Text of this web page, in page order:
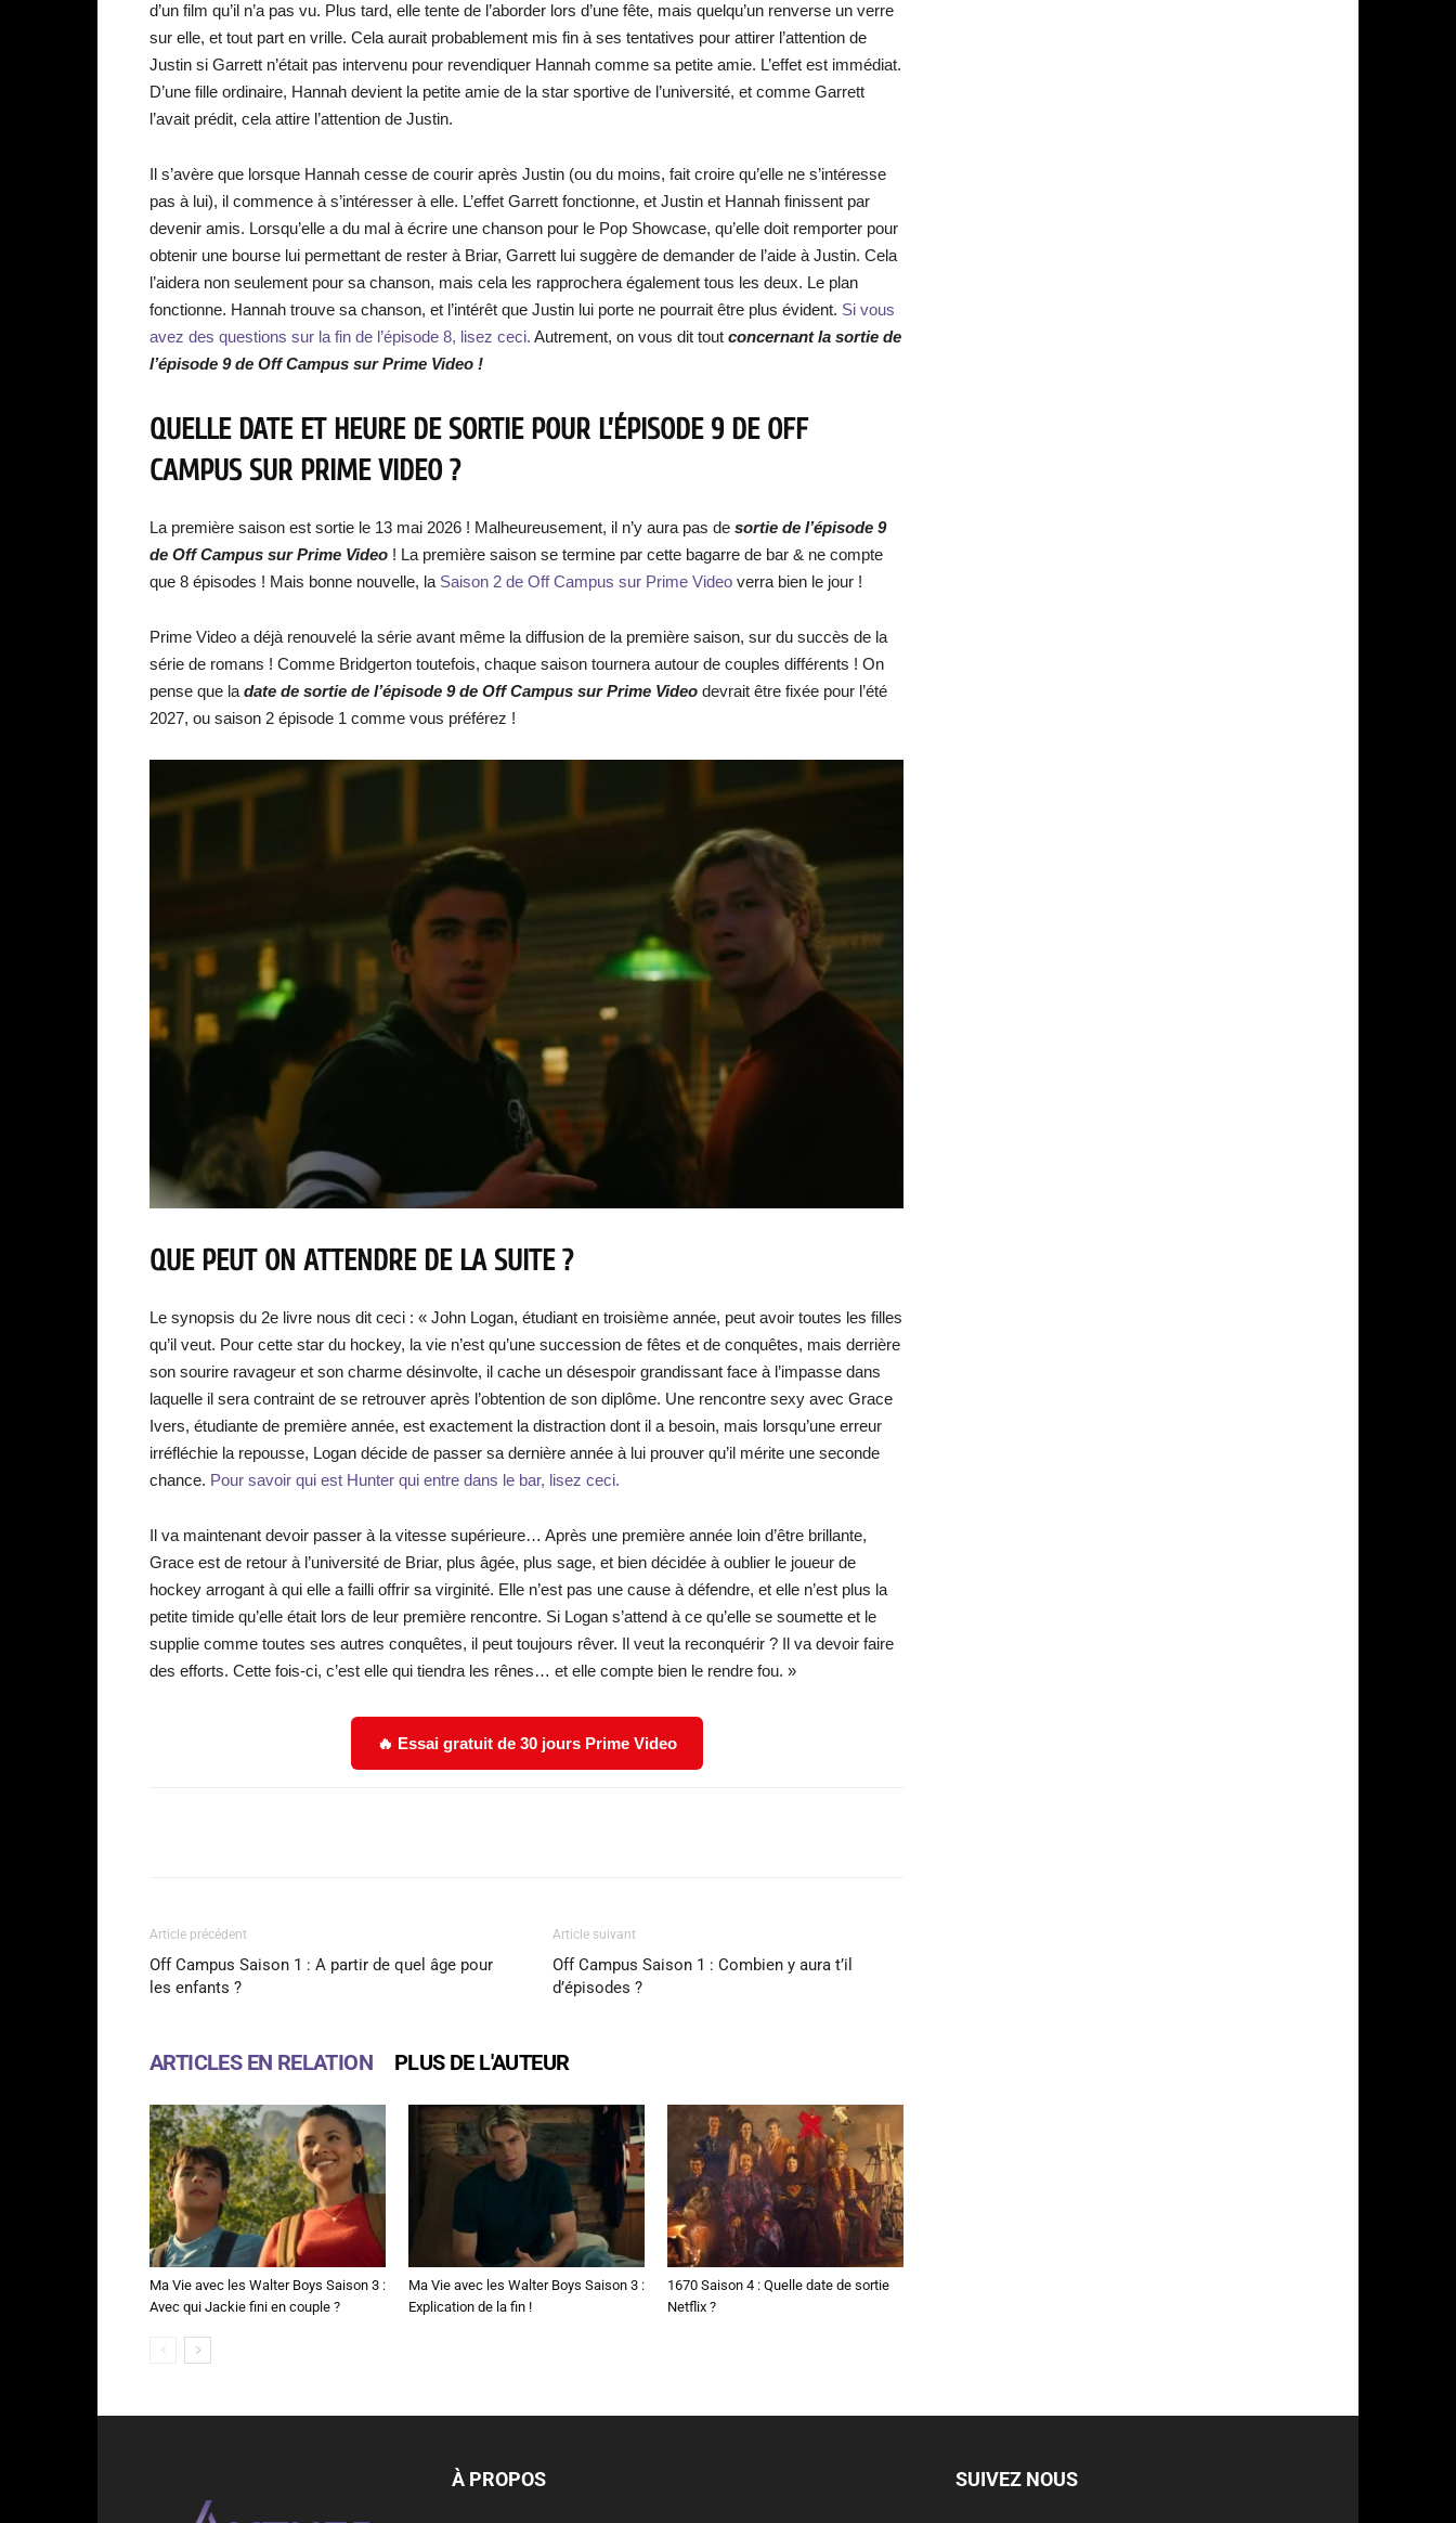
d’un film qu’il n’a pas vu. Plus tard, elle tente de l’aborder lors d’une fête, mais quelqu’un renverse un verre
sur elle, et tout part en vrille. Cela aurait probablement mis fin à ses tentatives pour attirer l’attention de
Justin si Garrett n’était pas intervenu pour revendiquer Hannah comme sa petite amie. L’effet est immédiat.
D’une fille ordinaire, Hannah devient la petite amie de la star sportive de l’université, et comme Garrett
l’avait prédit, cela attire l’attention de Justin.
Il s’avère que lorsque Hannah cesse de courir après Justin (ou du moins, fait croire qu’elle ne s’intéresse
pas à lui), il commence à s’intéresser à elle. L’effet Garrett fonctionne, et Justin et Hannah finissent par
devenir amis. Lorsqu’elle a du mal à écrire une chanson pour le Pop Showcase, qu’elle doit remporter pour
obtenir une bourse lui permettant de rester à Briar, Garrett lui suggère de demander de l’aide à Justin. Cela
l’aidera non seulement pour sa chanson, mais cela les rapprochera également tous les deux. Le plan
fonctionne. Hannah trouve sa chanson, et l’intérêt que Justin lui porte ne pourrait être plus évident. Si vous
avez des questions sur la fin de l’épisode 8, lisez ceci. Autrement, on vous dit tout concernant la sortie de
l’épisode 9 de Off Campus sur Prime Video !
QUELLE DATE ET HEURE DE SORTIE POUR L’ÉPISODE 9 DE OFF
CAMPUS SUR PRIME VIDEO ?
La première saison est sortie le 13 mai 2026 ! Malheureusement, il n’y aura pas de sortie de l’épisode 9
de Off Campus sur Prime Video ! La première saison se termine par cette bagarre de bar & ne compte
que 8 épisodes ! Mais bonne nouvelle, la Saison 2 de Off Campus sur Prime Video verra bien le jour !
Prime Video a déjà renouvelé la série avant même la diffusion de la première saison, sur du succès de la
série de romans ! Comme Bridgerton toutefois, chaque saison tournera autour de couples différents ! On
pense que la date de sortie de l’épisode 9 de Off Campus sur Prime Video devrait être fixée pour l’été
2027, ou saison 2 épisode 1 comme vous préférez !
QUE PEUT ON ATTENDRE DE LA SUITE ?
Le synopsis du 2e livre nous dit ceci : « John Logan, étudiant en troisième année, peut avoir toutes les filles
qu’il veut. Pour cette star du hockey, la vie n’est qu’une succession de fêtes et de conquêtes, mais derrière
son sourire ravageur et son charme désinvolte, il cache un désespoir grandissant face à l’impasse dans
laquelle il sera contraint de se retrouver après l’obtention de son diplôme. Une rencontre sexy avec Grace
Ivers, étudiante de première année, est exactement la distraction dont il a besoin, mais lorsqu’une erreur
irréfléchie la repousse, Logan décide de passer sa dernière année à lui prouver qu’il mérite une seconde
chance. Pour savoir qui est Hunter qui entre dans le bar, lisez ceci.
Il va maintenant devoir passer à la vitesse supérieure… Après une première année loin d’être brillante,
Grace est de retour à l’université de Briar, plus âgée, plus sage, et bien décidée à oublier le joueur de
hockey arrogant à qui elle a failli offrir sa virginité. Elle n’est pas une cause à défendre, et elle n’est plus la
petite timide qu’elle était lors de leur première rencontre. Si Logan s’attend à ce qu’elle se soumette et le
supplie comme toutes ses autres conquêtes, il peut toujours rêver. Il veut la reconquérir ? Il va devoir faire
des efforts. Cette fois-ci, c’est elle qui tiendra les rênes… et elle compte bien le rendre fou. »
🔥 Essai gratuit de 30 jours Prime Video
Article précédent
Off Campus Saison 1 : A partir de quel âge pour
les enfants ?
Article suivant
Off Campus Saison 1 : Combien y aura t’il
d’épisodes ?
ARTICLES EN RELATION PLUS DE L'AUTEUR
Ma Vie avec les Walter Boys Saison 3 :
Avec qui Jackie fini en couple ?
Ma Vie avec les Walter Boys Saison 3 :
Explication de la fin !
1670 Saison 4 : Quelle date de sortie
Netflix ?
À PROPOS SUIVEZ NOUS